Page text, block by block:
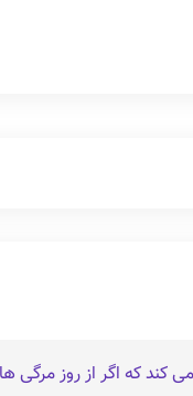
که اگر از روز مرگی‌